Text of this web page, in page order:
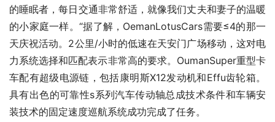
的睡眠者，每日交通非常舒适，就像我们丈夫和妻子的温暖
的小家庭一样。“据了解，OemanLotusCars需要≤4的那一
天庆祝活动。2公里/小时的低速在天安门广场移动，这对电
力系统选择和匹配表示非常高的要求。OumanSuper重型卡
车配有超级电源链，包括康明斯X12发动机和Effu齿轮箱。
具有出色的可靠性s系列汽车传动轴总成技术条件和车辆安
装技术的固定速度巡航系统成功完成了任务。